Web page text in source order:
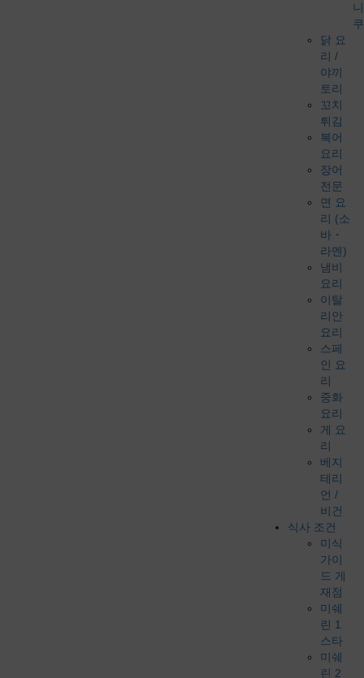
니
쿠
닭 요
리 /
야끼
토리
꼬치
튀김
복어
요리
장어
전문
면 요
리 (소
바・
라멘)
냄비
요리
이탈
리안
요리
스페
인 요
리
중화
요리
게 요
리
베지
테리
언 /
비건
식사 조건
미식
가이
드 게
재점
미쉐
린 1
스타
미쉐
린 2